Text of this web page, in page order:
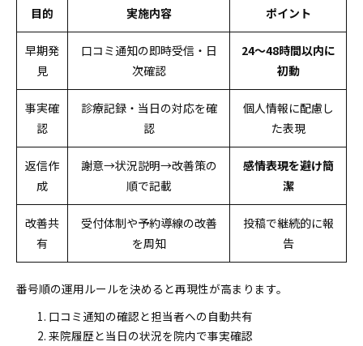
目的 実施内容 ポイント
早期発
見
口コミ通知の即時受信・日
次確認
24〜48時間以内に
初動
事実確
認
診療記録・当日の対応を確
認
個人情報に配慮し
た表現
返信作
成
謝意→状況説明→改善策の
順で記載
感情表現を避け簡
潔
改善共
有
受付体制や予約導線の改善
を周知
投稿で継続的に報
告
番号順の運用ルールを決めると再現性が高まります。
口コミ通知の確認と担当者への自動共有
来院履歴と当日の状況を院内で事実確認